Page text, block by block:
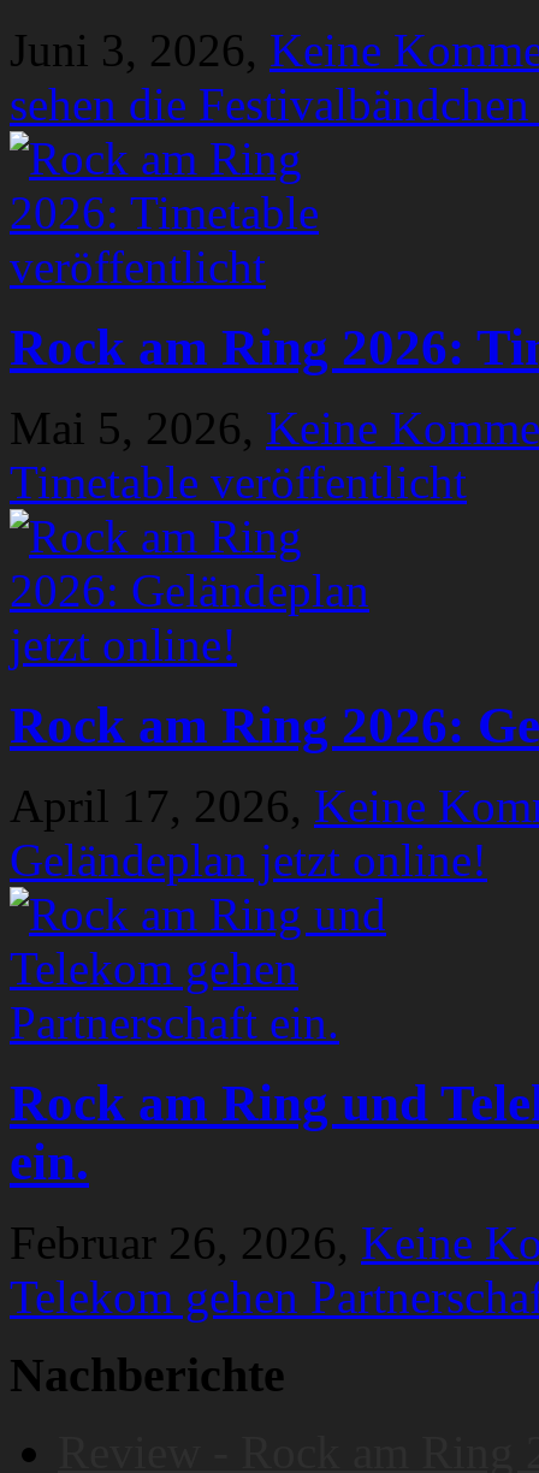
Juni 3, 2026, Keine
sehen die
Rock am Ring 2026:
Mai 5, 2026, Keine
Timetable veröffentlicht
Rock am Ring 2026:
April 17, 2026, Keine
Geländeplan jetzt online!
Rock am Ring und
ein.
Februar 26, 2026, Keine
Telekom gehen
Nachberichte